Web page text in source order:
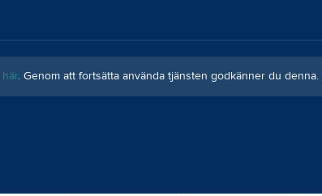
här. Genom att fortsätta använda tjänsten godkänner du denna.